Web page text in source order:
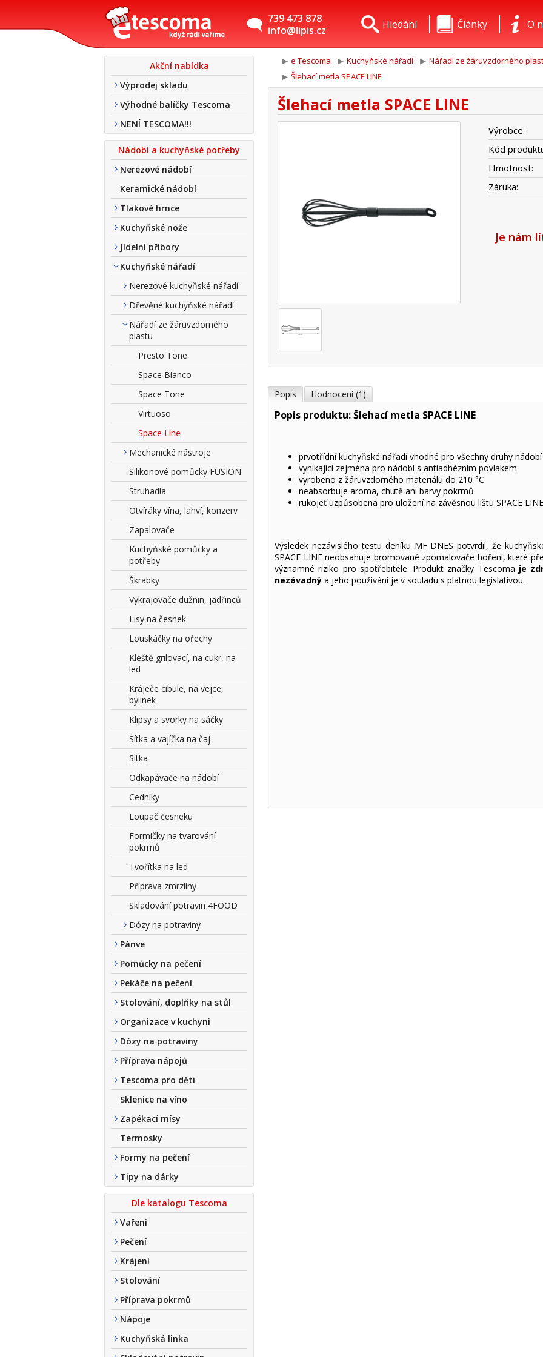
739 473 878
info@lipis.cz
O
Články
Hledání
Akční nabídka
Výprodej skladu
Výhodné balíčky Tescoma
NENÍ TESCOMA!!!
Nádobí a kuchyňské potřeby
Nerezové nádobí
Keramické nádobí
Tlakové hrnce
Kuchyňské nože
Jídelní příbory
Kuchyňské nářadí
Nerezové kuchyňské nářadí
Dřevěné kuchyňské nářadí
Nářadí ze žáruvzdorného
plastu
Presto Tone
Space Bianco
Space Tone
Virtuoso
Space Line
Mechanické nástroje
Silikonové pomůcky FUSION
Struhadla
Otvíráky vína, lahví, konzerv
Zapalovače
Kuchyňské pomůcky a
potřeby
Škrabky
Vykrajovače dužnin, jadřinců
Lisy na česnek
Louskáčky na ořechy
Kleště grilovací, na cukr, na
led
Kráječe cibule, na vejce,
bylinek
Klipsy a svorky na sáčky
Sítka a vajíčka na čaj
Sítka
Odkapávače na nádobí
Cedníky
Loupač česneku
Formičky na tvarování
pokrmů
Tvořítka na led
Příprava zmrzliny
Skladování potravin 4FOOD
Dózy na potraviny
Pánve
Pomůcky na pečení
Pekáče na pečení
Stolování, doplňky na stůl
Organizace v kuchyni
Dózy na potraviny
Příprava nápojů
Tescoma pro děti
Sklenice na víno
Zapékací mísy
Termosky
Formy na pečení
Tipy na dárky
Dle katalogu Tescoma
Vaření
Pečení
Krájení
Stolování
Příprava pokrmů
Nápoje
Kuchyňská linka
e Tescoma Kuchyňské nářadí
Nářadí ze žáruvzdorného
Šlehací metla SPACE LINE
Šlehací metla SPACE LINE
Výrobce:
Kód
Hmotnost:
Záruka:
Je nám
Popis Hodnocení (1)
Popis produktu: Šlehací metla SPACE LINE
prvotřídní kuchyňské nářadí vhodné pro všechny druhy nádobí
vynikající zejména pro nádobí s antiadhézním povlakem
vyrobeno z žáruvzdorného materiálu do 210 °C
neabsorbuje aroma, chutě ani barvy pokrmů
rukojeť uzpůsobena pro uložení na závěsnou lištu SPACE LINE
Výsledek nezávislého testu deníku MF DNES potvrdil, že
SPACE LINE neobsahuje bromované zpomalovače hoření, které
významné riziko pro spotřebitele. Produkt značky Tescoma je
nezávadný a jeho používání je v souladu s platnou legislativou.